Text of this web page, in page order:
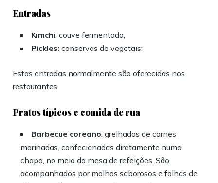
Entradas
Kimchi: couve fermentada;
Pickles: conservas de vegetais;
Estas entradas normalmente são oferecidas nos
restaurantes.
Pratos típicos e comida de rua
Barbecue coreano: grelhados de carnes
marinadas, confecionadas diretamente numa
chapa, no meio da mesa de refeições. São
acompanhados por molhos saborosos e folhas de